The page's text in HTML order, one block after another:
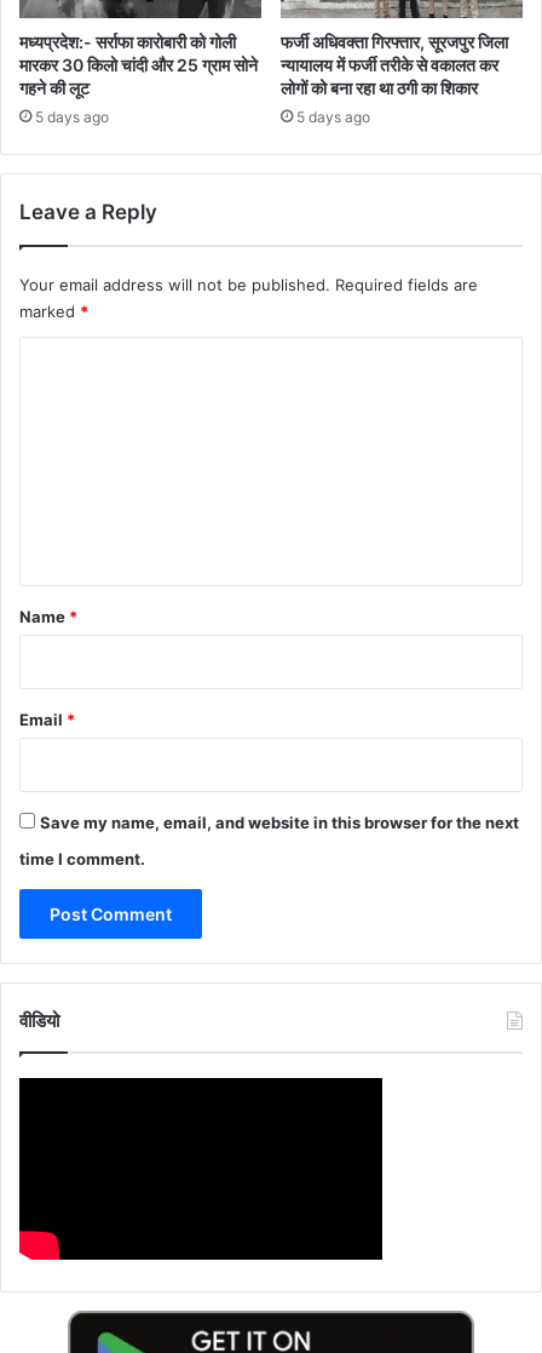
मध्यप्रदेश:- सर्राफा कारोबारी को गोली
मारकर 30 किलो चांदी और 25 ग्राम सोने
गहने की लूट
5 days ago
फर्जी अधिवक्ता गिरफ्तार, सूरजपुर जिला
न्यायालय में फर्जी तरीके से वकालत कर
लोगों को बना रहा था ठगी का शिकार
5 days ago
Leave a Reply
Your email address will not be published. Required fields are
marked *
*
Name *
Email *
Save my name, email, and website in this browser for the next
time I comment.
वीडियो